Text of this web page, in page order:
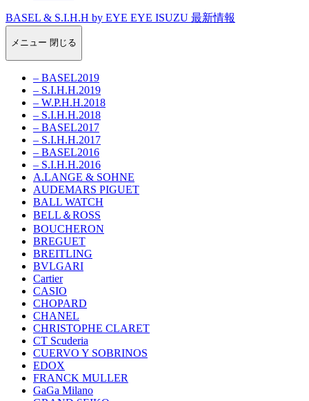
BASEL & S.I.H.H by EYE EYE ISUZU 最新情報
メニュー 閉じる
– BASEL2019
– S.I.H.H.2019
– W.P.H.H.2018
– S.I.H.H.2018
– BASEL2017
– S.I.H.H.2017
– BASEL2016
– S.I.H.H.2016
A.LANGE & SOHNE
AUDEMARS PIGUET
BALL WATCH
BELL＆ROSS
BOUCHERON
BREGUET
BREITLING
BVLGARI
Cartier
CASIO
CHOPARD
CHANEL
CHRISTOPHE CLARET
CT Scuderia
CUERVO Y SOBRINOS
EDOX
FRANCK MULLER
GaGa Milano